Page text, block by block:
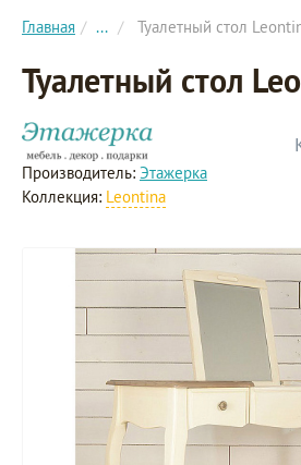
Главная ... Туалетный стол
Туалетный стол
Производитель: Этажерка
Коллекция: Leontina